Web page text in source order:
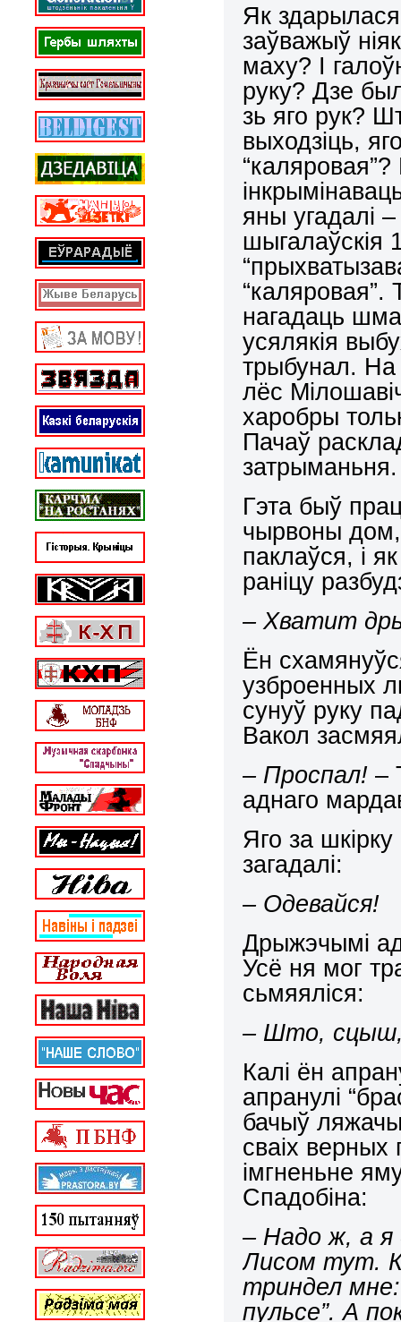
Як
заўважыў
маху? І
руку? Дзе
зь яго рук?
выходзіць,
яны угадалі
шыгалаўскія
“каляровая”.
нагадаць
усялякія
трыбунал. На
лёс
харобры
Пачаў
затрыманьня.
Гэта быў
чырвоны дом,
паклаўся, і
раніцу
– Хватит
Ён
узброенных
сунуў руку
Вакол
– Проспал! –
аднаго
Яго за
загадалі:
– Одевайся!
Дрыжэчымі
Усё ня мог
сьмяяліся:
– Што, сцыш,
Калі ён
апранулі
бачыў
сваіх
імгненьне
Спадобіна:
– Надо ж, а я
Лисом тут.
триндел
пульсе”. А